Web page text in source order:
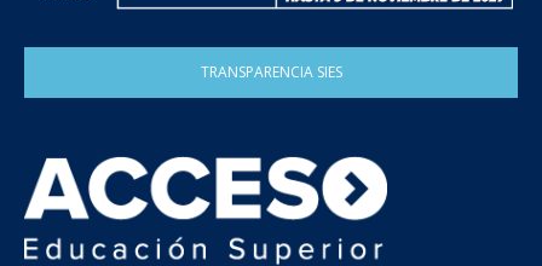
TRANSPARENCIA SIES